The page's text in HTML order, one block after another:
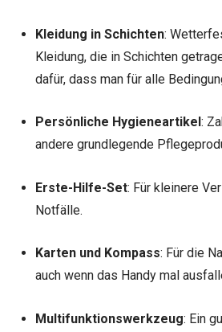
Kleidung in Schichten:
Kleidung, die in Schichten
dafür, dass man für alle
Persönliche Hygieneartikel :
andere grundlegende
Erste-Hilfe-Set: Für kleinere
Notfälle.
Karten und Kompass: Für die
auch wenn das Handy mal
Multifunktionswerkzeug: Ein